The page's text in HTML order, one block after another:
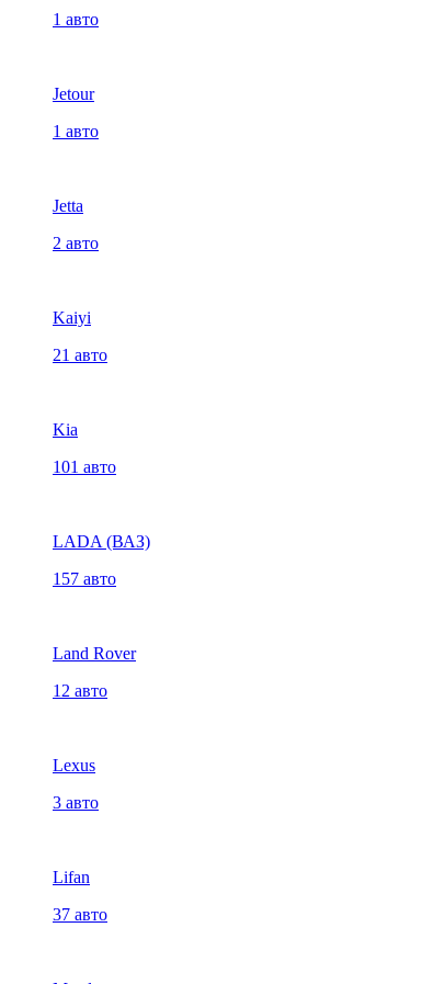
1 авто
Jetour
1 авто
Jetta
2 авто
Kaiyi
21 авто
Kia
101 авто
LADA (ВАЗ)
157 авто
Land Rover
12 авто
Lexus
3 авто
Lifan
37 авто